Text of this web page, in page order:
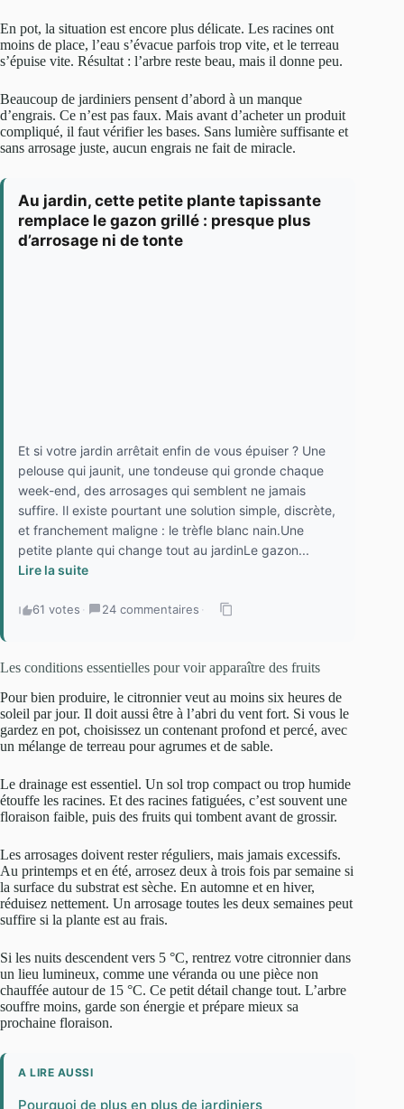
En pot, la situation est encore plus délicate. Les racines ont
moins de place, l’eau s’évacue parfois trop vite, et le terreau
s’épuise vite. Résultat : l’arbre reste beau, mais il donne peu.
Beaucoup de jardiniers pensent d’abord à un manque
d’engrais. Ce n’est pas faux. Mais avant d’acheter un produit
compliqué, il faut vérifier les bases. Sans lumière suffisante et
sans arrosage juste, aucun engrais ne fait de miracle.
Au jardin, cette petite plante tapissante
remplace le gazon grillé : presque plus
d’arrosage ni de tonte
Et si votre jardin arrêtait enfin de vous épuiser ? Une
pelouse qui jaunit, une tondeuse qui gronde chaque
week-end, des arrosages qui semblent ne jamais
suffire. Il existe pourtant une solution simple, discrète,
et franchement maligne : le trèfle blanc nain.Une
petite plante qui change tout au jardinLe gazon...
Lire la suite
61 votes · 24 commentaires ·
Les conditions essentielles pour voir apparaître des fruits
Pour bien produire, le citronnier veut au moins six heures de
soleil par jour. Il doit aussi être à l’abri du vent fort. Si vous le
gardez en pot, choisissez un contenant profond et percé, avec
un mélange de terreau pour agrumes et de sable.
Le drainage est essentiel. Un sol trop compact ou trop humide
étouffe les racines. Et des racines fatiguées, c’est souvent une
floraison faible, puis des fruits qui tombent avant de grossir.
Les arrosages doivent rester réguliers, mais jamais excessifs.
Au printemps et en été, arrosez deux à trois fois par semaine si
la surface du substrat est sèche. En automne et en hiver,
réduisez nettement. Un arrosage toutes les deux semaines peut
suffire si la plante est au frais.
Si les nuits descendent vers 5 °C, rentrez votre citronnier dans
un lieu lumineux, comme une véranda ou une pièce non
chauffée autour de 15 °C. Ce petit détail change tout. L’arbre
souffre moins, garde son énergie et prépare mieux sa
prochaine floraison.
A LIRE AUSSI
Pourquoi de plus en plus de jardiniers